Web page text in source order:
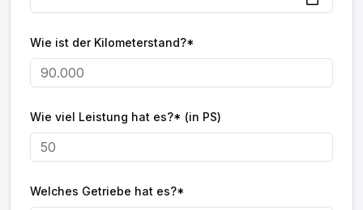
Wie ist der Kilometerstand?*
Wie viel Leistung hat es?* (in PS)
Welches Getriebe hat es?*